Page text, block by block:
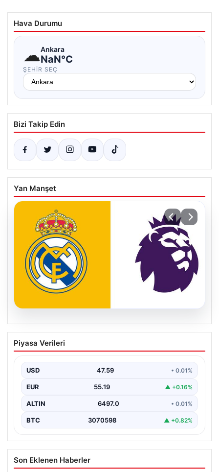
Hava Durumu
☁Ankara
NaN°C
ŞEHIR SEÇ
Bizi Takip Edin
Yan Manşet
05.08.2026
Fulham, Real Madrid’den İki Yıldız İle
Anlaştı: Toplamda 50 Milyon Euro
Gerçekleşti
Premier Lig’in köklü ekiplerinden Fulham, transfer
pazarlığında önemli bir adım attı. İngiltere temsilcisi,
La…
Piyasa Verileri
USD 47.59 • 0.01%
EUR 55.19 ▲ +0.16%
ALTIN 6497.0 • 0.01%
BTC 3070598 ▲ +0.82%
Son Eklenen Haberler